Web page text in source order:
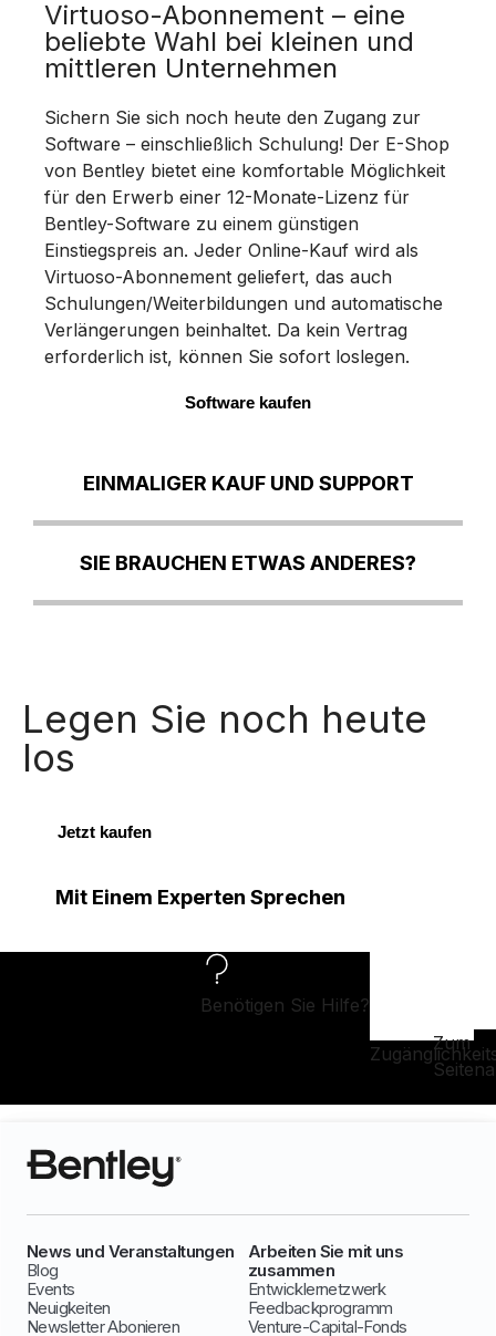
EINMALIGER KAUF UND SUPPORT
SIE BRAUCHEN ETWAS ANDERES?
Virtuoso-Abonnement – eine
beliebte Wahl bei kleinen und
mittleren Unternehmen
Sichern Sie sich noch heute den Zugang zur
Software – einschließlich Schulung! Der E-Shop
von Bentley bietet eine komfortable Möglichkeit
für den Erwerb einer 12-Monate-Lizenz für
Bentley-Software zu einem günstigen
Einstiegspreis an. Jeder Online-Kauf wird als
Virtuoso-Abonnement geliefert, das auch
Schulungen/Weiterbildungen und automatische
Verlängerungen beinhaltet. Da kein Vertrag
erforderlich ist, können Sie sofort loslegen.
Software kaufen
Legen Sie noch heute
los
Jetzt kaufen
Mit Einem Experten Sprechen
Benötigen Sie Hilfe?
Zum
News und Veranstaltungen
Blog
Events
Neuigkeiten
Newsletter Abonieren
Arbeiten Sie mit uns
zusammen
Entwicklernetzwerk
Feedbackprogramm
Venture-Capital-Fonds